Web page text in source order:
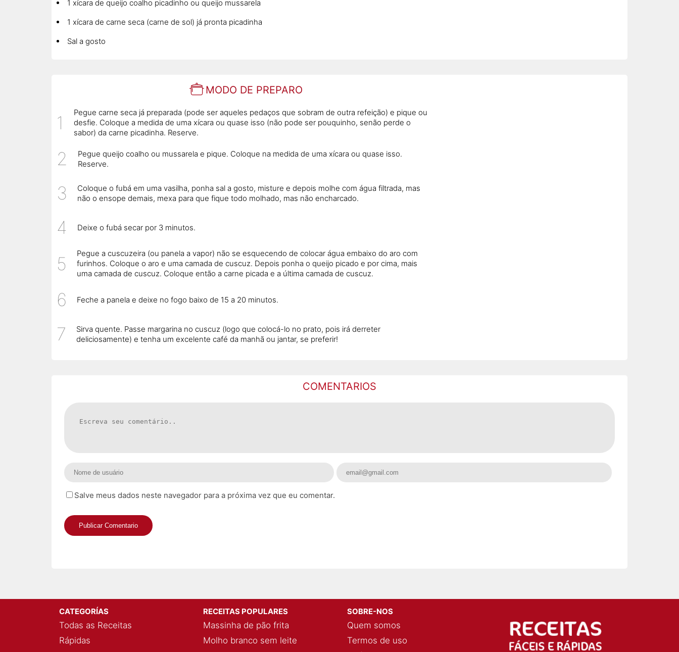
1 xícara de queijo coalho picadinho ou queijo mussarela
1 xícara de carne seca (carne de sol) já pronta picadinha
Sal a gosto
MODO DE PREPARO
Pegue carne seca já preparada (pode ser aqueles pedaços que sobram de outra refeição) e pique ou
desfie. Coloque a medida de uma xícara ou quase isso (não pode ser pouquinho, senão perde o
sabor) da carne picadinha. Reserve.
Pegue queijo coalho ou mussarela e pique. Coloque na medida de uma xícara ou quase isso.
Reserve.
Coloque o fubá em uma vasilha, ponha sal a gosto, misture e depois molhe com água filtrada, mas
não o ensope demais, mexa para que fique todo molhado, mas não encharcado.
Deixe o fubá secar por 3 minutos.
Pegue a cuscuzeira (ou panela a vapor) não se esquecendo de colocar água embaixo do aro com
furinhos. Coloque o aro e uma camada de cuscuz. Depois ponha o queijo picado e por cima, mais
uma camada de cuscuz. Coloque então a carne picada e a última camada de cuscuz.
Feche a panela e deixe no fogo baixo de 15 a 20 minutos.
Sirva quente. Passe margarina no cuscuz (logo que colocá-lo no prato, pois irá derreter
deliciosamente) e tenha um excelente café da manhã ou jantar, se preferir!
COMENTARIOS
Salve meus dados neste navegador para a próxima vez que eu comentar.
CATEGORÍAS
Todas as Receitas
Rápidas
RECEITAS POPULARES
Massinha de pão frita
Molho branco sem leite
SOBRE-NOS
Quem somos
Termos de uso